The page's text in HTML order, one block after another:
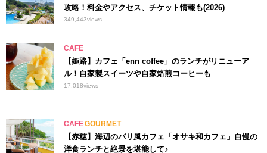
攻略！料金やアクセス、チケット情報も(2026)
349,443views
CAFE
【姫路】カフェ「enn coffee」のランチがリニューア
ル！自家製スイーツや自家焙煎コーヒーも
17,018views
CAFEGOURMET
【赤穂】海辺のバリ風カフェ「オサキ和カフェ」自慢の
洋食ランチと絶景を堪能して♪